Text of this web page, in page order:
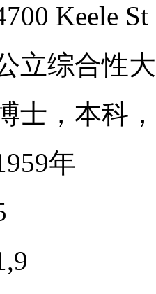
Keele
立综合性
士，本科
年